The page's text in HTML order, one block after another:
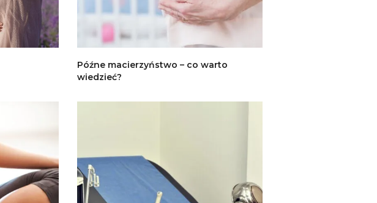
Późne macierzyństwo – co warto
wiedzieć?